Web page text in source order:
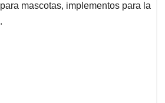
mascotas, implementos para la